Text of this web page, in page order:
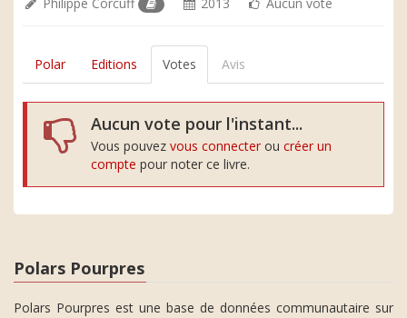
Polar Editions Votes Avis
Aucun vote pour l'instant...
Vous pouvez vous connecter ou créer un
compte pour noter ce livre.
Polars Pourpres
Polars Pourpres est une base de données communautaire sur